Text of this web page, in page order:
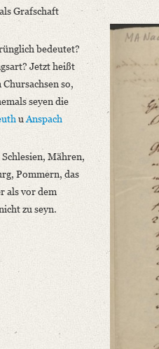
6,1-6,1
hochgeehrtester Herr und Freund,
Grafschaft
bedeutet?
Jetzt heißt
so,
seyen die
u Anspach
Mähren,
Pommern, das
als vor dem
zu seyn.